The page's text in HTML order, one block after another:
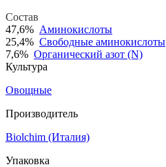
Состав
47,6% Аминокислоты
25,4% Свободные аминокислоты
7,6% Органический азот (N)
Культура
Овощные
Производитель
Biolchim (Италия)
Упаковка